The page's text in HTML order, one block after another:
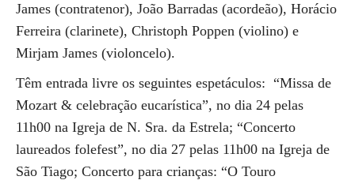
James (contratenor), João Barradas (acordeão), Horácio
Ferreira (clarinete), Christoph Poppen (violino) e
Mirjam James (violoncelo).
Têm entrada livre os seguintes espetáculos: “Missa de
Mozart & celebração eucarística”, no dia 24 pelas
11h00 na Igreja de N. Sra. da Estrela; “Concerto
laureados folefest”, no dia 27 pelas 11h00 na Igreja de
São Tiago; Concerto para crianças: “O Touro